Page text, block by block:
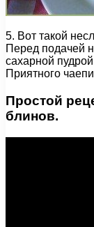
5. Вот такой
Перед подачей
сахарной
Приятного
Простой
блинов.